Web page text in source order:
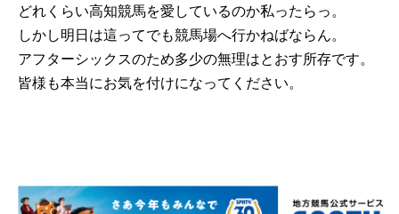
どれくらい高知競馬を愛しているのか私ったらっ。
しかし明日は這ってでも競馬場へ行かねばならん。
アフターシックスのため多少の無理はとおす所存です。
皆様も本当にお気を付けになってください。